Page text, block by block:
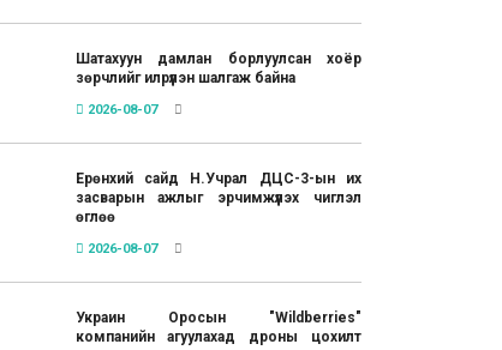
Шатахуун дамлан борлуулсан хоёр
зөрчлийг илрүүлэн шалгаж байна
2026-08-07
Ерөнхий сайд Н.Учрал ДЦС-3-ын их
засварын ажлыг эрчимжүүлэх чиглэл
өглөө
2026-08-07
Украин Оросын "Wildberries"
компанийн агуулахад дроны цохилт